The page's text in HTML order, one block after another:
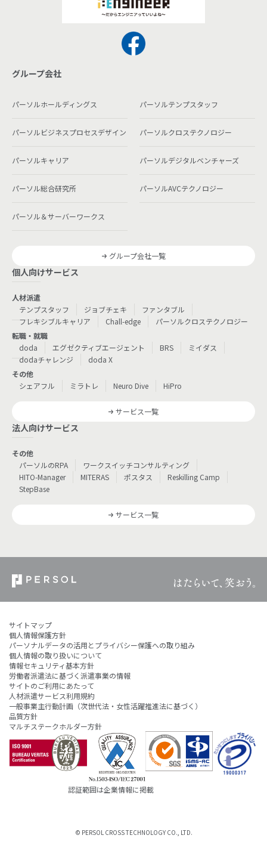
グループ会社
パーソルホールディングス パーソルテンプスタッフ
パーソルビジネスプロセスデザイン パーソルクロステクノロジー
パーソルキャリア パーソルデジタルベンチャーズ
パーソル総合研究所 パーソルAVCテクノロジー
パーソル＆サーバーワークス
グループ会社一覧
個人向けサービス
人材派遣
テンプスタッフ
ジョブチェキ
ファンタブル
フレキシブルキャリア
Chall-edge
パーソルクロステクノロジー
転職・就職
doda
エグゼクティブエージェント BRS
ミイダス
dodaチャレンジ
doda X
その他
シェアフル
ミラトレ Neuro Dive HiPro
サービス一覧
法人向けサービス
その他
パーソルのRPA
ワークスイッチコンサルティング
HITO-Manager
MITERAS ポスタス
Reskilling Camp
StepBase
サービス一覧
サイトマップ
個人情報保護方針
パーソナルデータの活用とプライバシー保護への取り組み
個人情報の取り扱いについて
情報セキュリティ基本方針
労働者派遣法に基づく派遣事業の情報
サイトのご利用にあたって
人材派遣サービス利用規約
一般事業主行動計画（次世代法・女性活躍推進法に基づく）
品質方針
マルチステークホルダー方針
認証範囲は企業情報に掲載
© PERSOL CROSS TECHNOLOGY CO., LTD.